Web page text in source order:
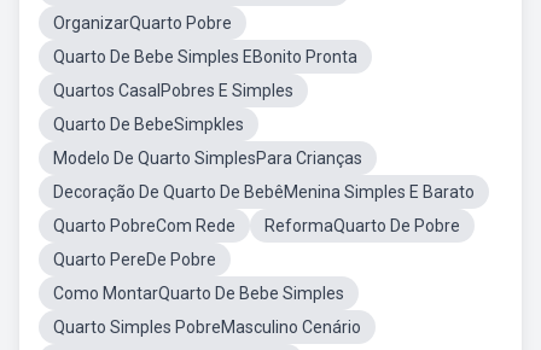
OrganizarQuarto Pobre
Quarto De Bebe Simples EBonito Pronta
Quartos CasalPobres E Simples
Quarto De BebeSimpkles
Modelo De Quarto SimplesPara Crianças
Decoração De Quarto De BebêMenina Simples E Barato
Quarto PobreCom Rede
ReformaQuarto De Pobre
Quarto PereDe Pobre
Como MontarQuarto De Bebe Simples
Quarto Simples PobreMasculino Cenário